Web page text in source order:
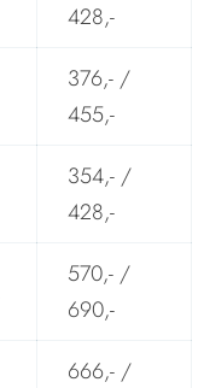
428,-
376,- /
455,-
354,- /
428,-
570,- /
690,-
666,- /